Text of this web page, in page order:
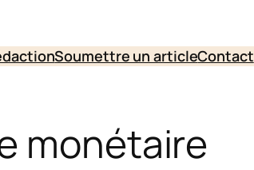
Soumettre un articleContact
monétaire